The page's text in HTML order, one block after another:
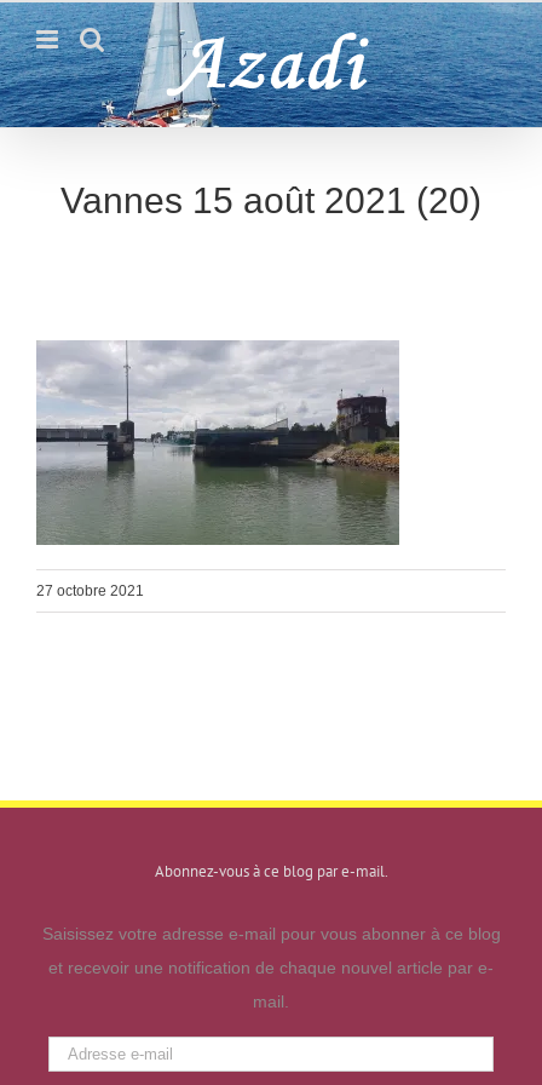
Passer
au
contenu
Vannes 15 août 2021 (20)
27 octobre 2021
Abonnez-vous à ce blog par e-mail.
Saisissez votre adresse e-mail pour vous abonner à ce blog
et recevoir une notification de chaque nouvel article par e-
mail.
Adresse